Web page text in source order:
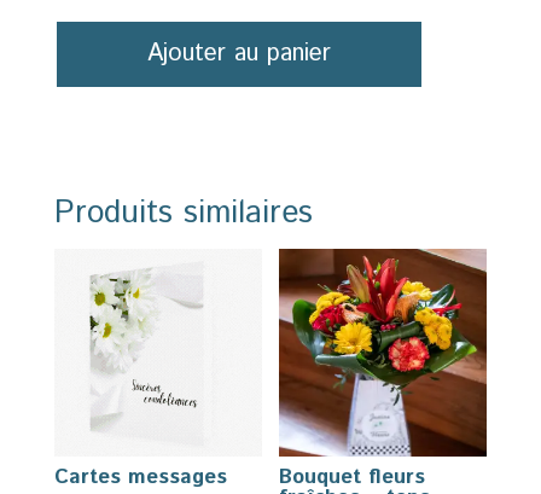
de
en
Ajouter au panier
Produits similaires
Cartes messages Bouquet fleurs